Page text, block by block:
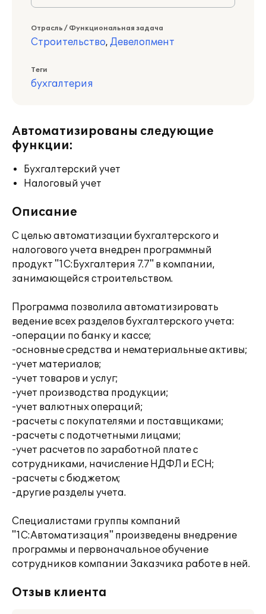
Отрасль / Функциональная задача
Строительство, Девелопмент
Теги
бухгалтерия
Автоматизированы следующие
функции:
Бухгалтерский учет
Налоговый учет
Описание
С целью автоматизации бухгалтерского и
налогового учета внедрен программный
продукт "1С:Бухгалтерия 7.7" в компании,
занимающейся строительством.
Программа позволила автоматизировать
ведение всех разделов бухгалтерского учета:
-операции по банку и кассе;
-основные средства и нематериальные активы;
-учет материалов;
-учет товаров и услуг;
-учет производства продукции;
-учет валютных операций;
-расчеты с покупателями и поставщиками;
-расчеты с подотчетными лицами;
-учет расчетов по заработной плате с
сотрудниками, начисление НДФЛ и ЕСН;
-расчеты с бюджетом;
-другие разделы учета.
Специалистами группы компаний
"1С:Автоматизация" произведены внедрение
программы и первоначальное обучение
сотрудников компании Заказчика работе в ней.
Отзыв клиента